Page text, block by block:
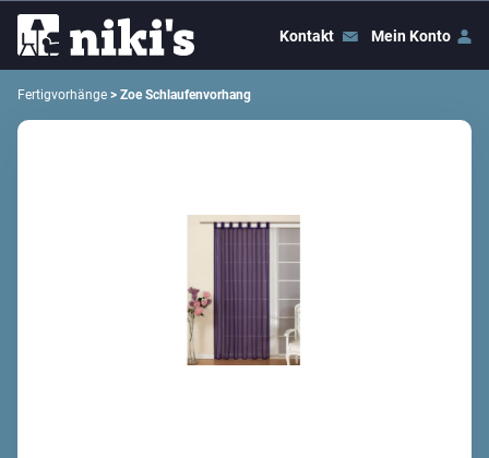
Kontakt Mein Konto
Fertigvorhänge > Zoe Schlaufenvorhang